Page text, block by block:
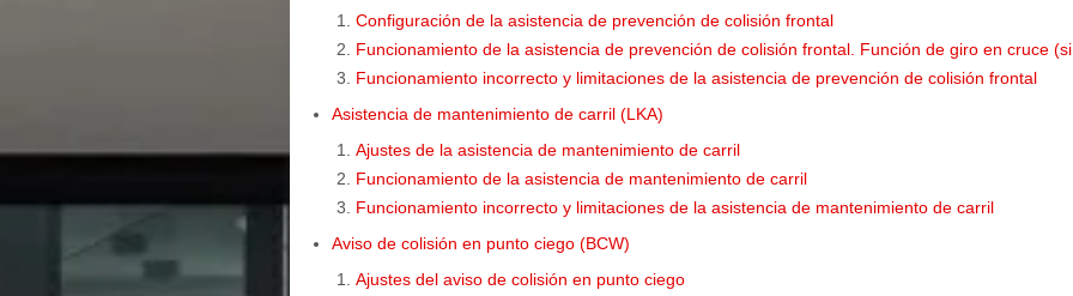
Configuración de la asistencia de prevención de colisión frontal
Funcionamiento de la asistencia de prevención de colisión frontal. Función de giro en cruce
Funcionamiento incorrecto y limitaciones de la asistencia de prevención de colisión frontal
Asistencia de mantenimiento de carril (LKA)
Ajustes de la asistencia de mantenimiento de carril
Funcionamiento de la asistencia de mantenimiento de carril
Funcionamiento incorrecto y limitaciones de la asistencia de mantenimiento de carril
Aviso de colisión en punto ciego (BCW)
Ajustes del aviso de colisión en punto ciego